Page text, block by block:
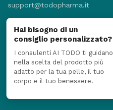
Hai bisogno di un
consiglio personalizzato?
I consulenti AI TODO ti guidano
nella scelta del prodotto più
adatto per la tua pelle, il tuo
corpo e il tuo benessere.
support@todopharma.it